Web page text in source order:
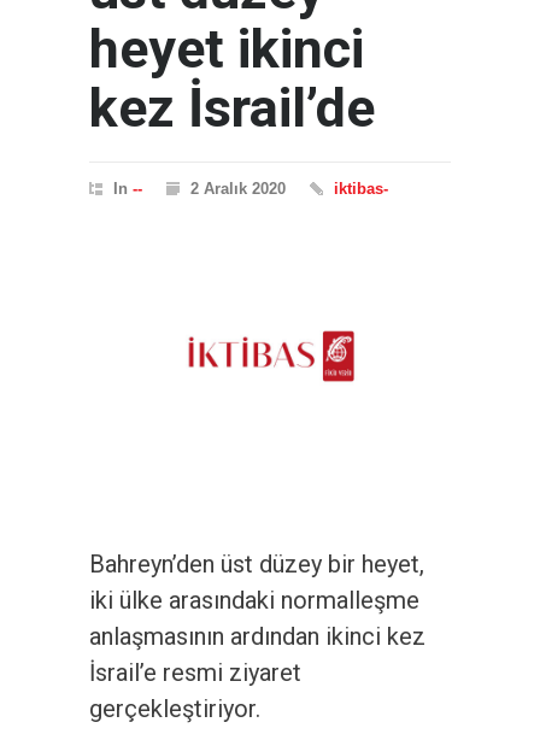
heyet ikinci
kez İsrail’de
In -- 2 Aralık 2020 iktibas-
Bahreyn’den üst düzey bir heyet,
iki ülke arasındaki normalleşme
anlaşmasının ardından ikinci kez
İsrail’e resmi ziyaret
gerçekleştiriyor.